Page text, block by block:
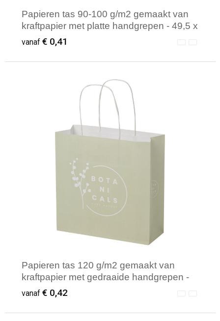
Papieren tas 90-100 g/m2 gemaakt van
kraftpapier met platte handgrepen - 49,5 x
14 x 44 cm
vanaf € 0,41
Minimale afname: 250
Papieren tas 120 g/m2 gemaakt van
kraftpapier met gedraaide handgrepen -
24 x 9 x 24 cm
vanaf € 0,42